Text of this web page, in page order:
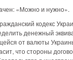
«Можно и нужно».
кодекс
денежный
от валюты
что стороны